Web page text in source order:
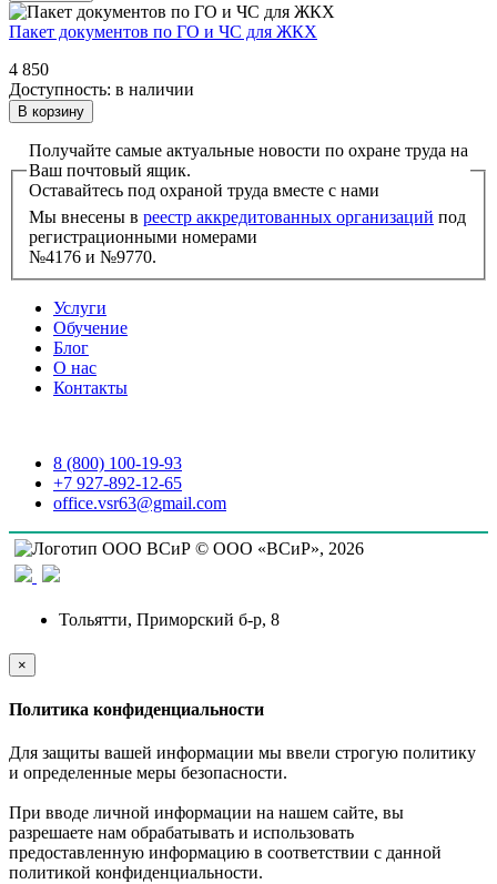
Пакет документов по ГО и ЧС для ЖКХ
4 850
Доступность: в наличии
В корзину
Получайте самые актуальные новости по охране труда на
Ваш почтовый ящик.
Оставайтесь под охраной труда вместе с нами
Мы внесены в реестр аккредитованных организаций под
регистрационными номерами
№4176 и №9770.
Услуги
Обучение
Блог
О нас
Контакты
8 (800) 100-19-93
+7 927-892-12-65
office.vsr63@gmail.com
© ООО «ВСиР», 2026
Тольятти, Приморский б-р, 8
×
Политика конфиденциальности
Для защиты вашей информации мы ввели строгую политику
и определенные меры безопасности.
При вводе личной информации на нашем сайте, вы
разрешаете нам обрабатывать и использовать
предоставленную информацию в соответствии с данной
политикой конфиденциальности.